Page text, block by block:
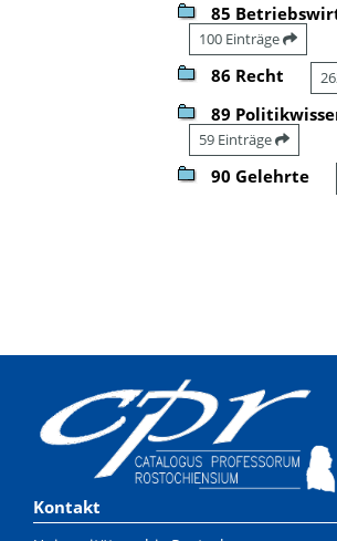
85
100 Einträge
86 Recht
89
59 Einträge
90 Gelehrte
Kontakt